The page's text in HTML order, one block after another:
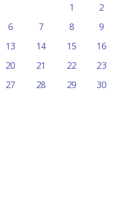
1
2
6 7 8
9
13 14 15
16
20 21 22
23
27 28 29
30